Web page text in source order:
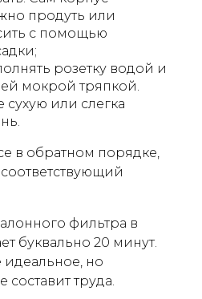
продуть или
с помощью
розетку водой и
мокрой тряпкой.
сухую или слегка
в обратном порядке,
фильтра в
буквально 20 минут.
но
труда.